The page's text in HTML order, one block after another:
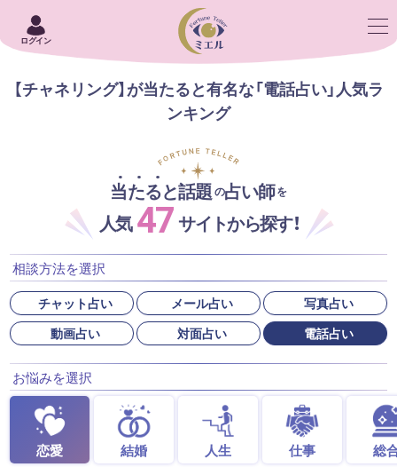
ログイン
【チャネリング】が当たると有名な「電話占い」人気ラ
ンキング
当たると話題の占い師を
人気47サイトから探す！
相談方法を選択
チャット占い メール占い
写真占い
動画占い
対面占い 電話占い
お悩みを選択
恋愛 結婚 人生 仕事 総